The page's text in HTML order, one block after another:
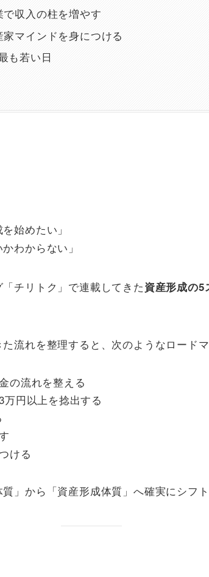
収入の柱を増やす
マインドを身につける
も若い日
始めたい」
わからない」
チリトク」で連載してきた資産形成の5
流れを整理すると、次のようなロードマ
の流れを整える
円以上を捻出する
ける
」から「資産形成体質」へ確実にシフト